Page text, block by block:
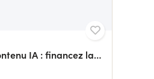
Création de contenu IA : financez la créativité numérique